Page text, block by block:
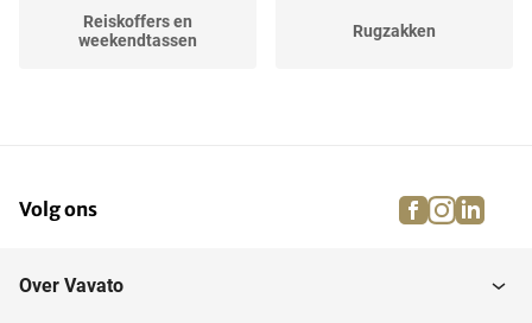
Reiskoffers en
weekendtassen
Rugzakken
Volg ons facebook
Over Vavato